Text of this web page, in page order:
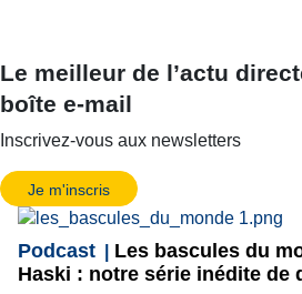
Le meilleur de l’actu
boîte e-mail
Inscrivez-vous aux newsletters
Je m'inscris
Podcast
Les bascules du
Haski : notre série inédite de